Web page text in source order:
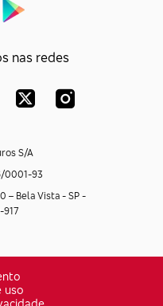
nas redes
S/A
0001-93
– Bela Vista - SP -
917
uso